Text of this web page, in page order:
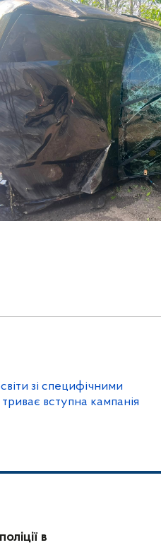
зі специфічними
вступна кампанія
в